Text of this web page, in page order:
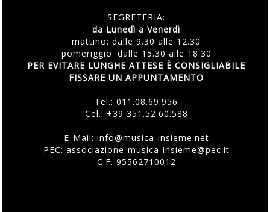
SEGRETERIA:
da Lunedì a Venerdì
mattino: dalle 9.30 alle 12.30
pomeriggio: dalle 15.30 alle 18.30
PER EVITARE LUNGHE ATTESE È CONSIGLIABILE
FISSARE UN APPUNTAMENTO
Tel.:011.08.69.956
Cel.: +39 351.52.60.588
E-Mail: info@musica-insieme.net
PEC: associazione-musica-insieme@pec.it
C.F. 95562710012